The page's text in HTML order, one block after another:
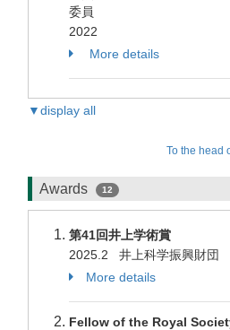
委員
2022
More details
▼display all
To the head
Awards 12
第41回井上学術賞
2025.2 井上科学振興財団
More details
Fellow of the Royal